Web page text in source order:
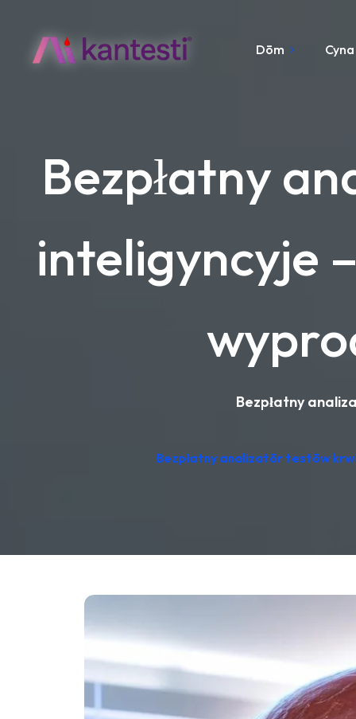
Dōm Cyna
Bezpłatny
inteligyncyje
Bezpłatny
Bezpłatny analizatōr testōw